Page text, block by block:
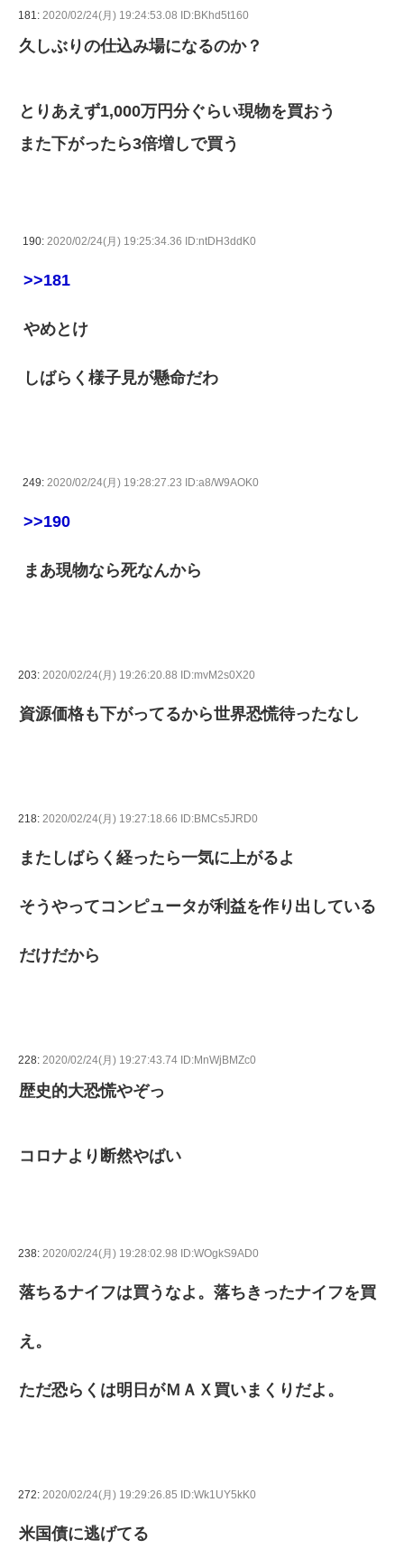
181: 2020/02/24(月) 19:24:53.08 ID:BKhd5t160
久しぶりの仕込み場になるのか？
とりあえず1,000万円分ぐらい現物を買おう
また下がったら3倍増しで買う
190: 2020/02/24(月) 19:25:34.36 ID:ntDH3ddK0
>>181
やめとけ
しばらく様子見が懸命だわ
249: 2020/02/24(月) 19:28:27.23 ID:a8/W9AOK0
>>190
まあ現物なら死なんから
203: 2020/02/24(月) 19:26:20.88 ID:mvM2s0X20
資源価格も下がってるから世界恐慌待ったなし
218: 2020/02/24(月) 19:27:18.66 ID:BMCs5JRD0
またしばらく経ったら一気に上がるよ
そうやってコンピュータが利益を作り出している
だけだから
228: 2020/02/24(月) 19:27:43.74 ID:MnWjBMZc0
歴史的大恐慌やぞっ
コロナより断然やばい
238: 2020/02/24(月) 19:28:02.98 ID:WOgkS9AD0
落ちるナイフは買うなよ。落ちきったナイフを買
え。
ただ恐らくは明日がＭＡＸ買いまくりだよ。
272: 2020/02/24(月) 19:29:26.85 ID:Wk1UY5kK0
米国債に逃げてる